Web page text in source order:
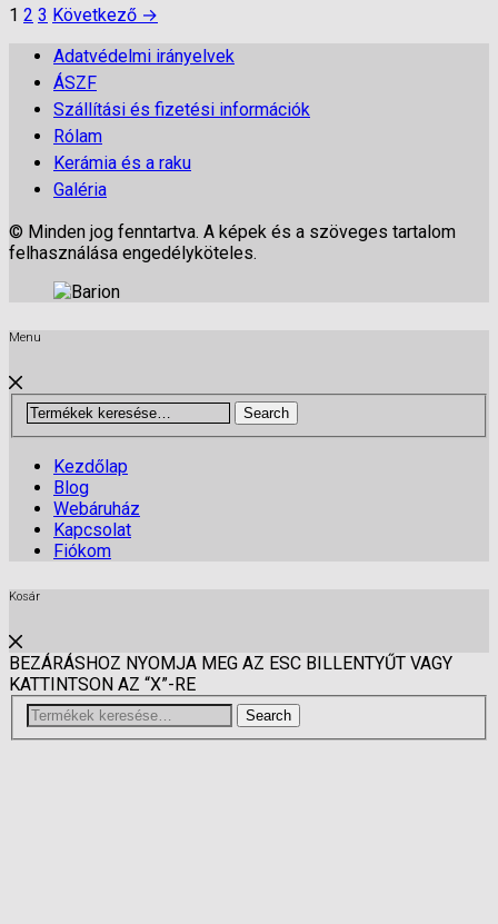
Bejegyzések
lapozása
1 2 3 Következő →
Adatvédelmi irányelvek
ÁSZF
Szállítási és fizetési információk
Rólam
Kerámia és a raku
Galéria
© Minden jog fenntartva. A képek és a szöveges tartalom
felhasználása engedélyköteles.
Menu
Search
Kezdőlap
Blog
Webáruház
Kapcsolat
Fiókom
Kosár
BEZÁRÁSHOZ NYOMJA MEG AZ ESC BILLENTYŰT VAGY
KATTINTSON AZ “X”-RE
Search